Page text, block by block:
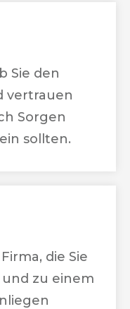
Sie den
vertrauen
Sorgen
sollten.
die Sie
zu einem